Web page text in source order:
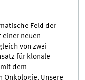
Feld der
einer neuen
von zwei
für klonale
dem
Onkologie. Unsere